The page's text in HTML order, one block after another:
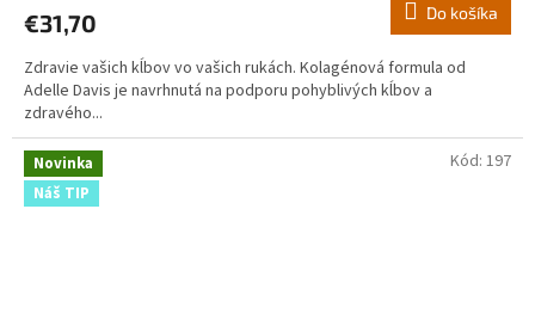
je
z
5
hviezdičiek.
€31,70 Do košíka
Zdravie vašich kĺbov vo vašich rukách. Kolagénová formula od
Adelle Davis je navrhnutá na podporu pohyblivých kĺbov a
zdravého...
Novinka
Náš TIP
Kód: 197